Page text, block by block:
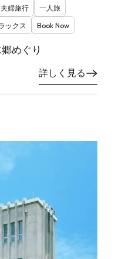
婦旅行
一人旅
ックス Book Now
めぐり
詳しく見る